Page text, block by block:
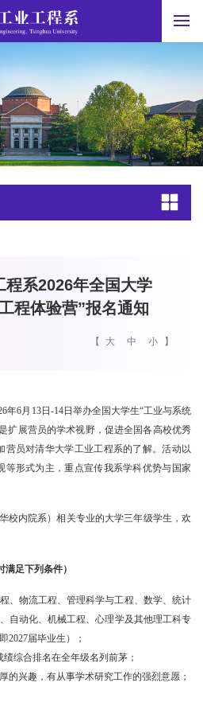
程系2026年全国大学
程体验营”报名通知
【 大 中 小 】
年6月 13日-14日举办全国大学生“工业与系统
扩展营员的学术视野，促进全国各高校优秀
营员对清华大学工业工程系的了解。活动以
等形式为主，重点宣传我系学科优势与国家
校内院系）相关专业的大学三年级学生，欢
足下列条件）
、物流工程、管理科学与工程、数学、统计
自动化、机械工程、心理学及其他理工科专
2027届毕业生）；
综合排名在全年级名列前茅；
的兴趣，有从事学术研究工作的强烈意愿；